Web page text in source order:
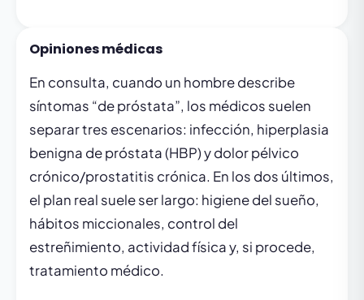
Opiniones médicas
En consulta, cuando un hombre describe
síntomas “de próstata”, los médicos suelen
separar tres escenarios: infección, hiperplasia
benigna de próstata (HBP) y dolor pélvico
crónico/prostatitis crónica. En los dos últimos,
el plan real suele ser largo: higiene del sueño,
hábitos miccionales, control del
estreñimiento, actividad física y, si procede,
tratamiento médico.